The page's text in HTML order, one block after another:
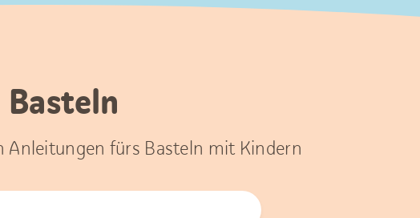
Basteln
Anleitungen fürs Basteln mit Kindern